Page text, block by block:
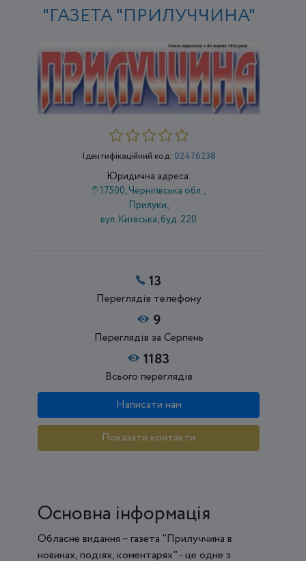
"ГАЗЕТА "ПРИЛУЧЧИНА"
Ідентифікаційний код: 02476238
Юридична адреса:
17500, Чернігівська обл.,
Прилуки,
вул. Київська, буд. 220
13
Переглядів телефону
9
Переглядів за Серпень
1183
Всього переглядів
Написати нам
Показати контакти
Основна інформація
Обласне видання – газета "Прилуччина в
новинах, подіях, коментарях" - це одне з